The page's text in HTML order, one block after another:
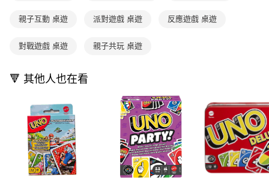
用戶於交易時，得透過本服務購買商品或服務，並由商店將買賣／分期付款
2.基於同意付款使用「大哥付你分期」之契約關係目的，商店將以您的個人
資料（包含姓名、電話或地址）提供予台灣大哥大進項蒐集、處理及利用，
3.完整用戶服務條款，請詳閱以下連結：
※ 請注意：結帳手續完成當下不需立刻繳費，但若您需要取消訂單，請聯絡
購買商品的店家。未經商家同意取消之訂單仍視為有效，需透過AFTEE先享
※ 交易是否成功請以「AFTEE先享後付 」之結帳頁面顯示為準，若有關於
１．透過由恩沛科技股份有限公司提供之「AFTEE先享後付」服務完成之交
易，需依本服務之必要範圍內提供個人資料，並將交易相關給付款項請求債
權轉讓予恩沛科技股份有限公司。
２．關於個人資料處理事宜，請瀏覽以下網址：
https://aftee.tw/terms/#terms3
３．未成年的使用者請事先徵得法定代理人或監護人之同意方可使用
「AFTEE先享後付」，若未經同意申辦者引起之損失，本公司不負相關責
任。
每筆NT$70，滿NT$800(含以上)免運費
離島宅配（澎湖、金門、馬祖、小琉球；不適用於郵局i郵箱）
親子互動 桌遊 派對遊戲 桌遊 反應遊戲 桌遊
對戰遊戲 桌遊 親子共玩 桌遊
🔻 其他人也在看